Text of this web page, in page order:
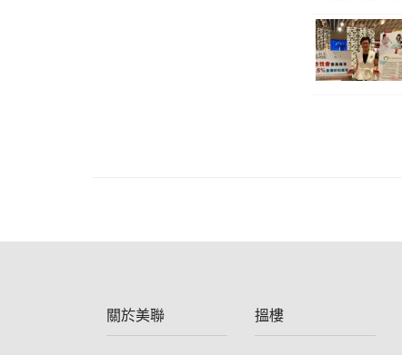
關於美聯 搵樓